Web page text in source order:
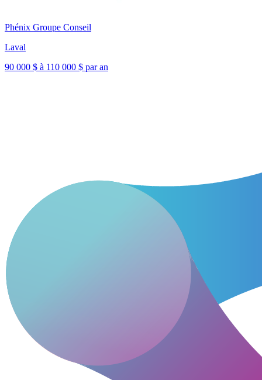
Phénix Groupe Conseil
Laval
90 000 $ à 110 000 $ par an